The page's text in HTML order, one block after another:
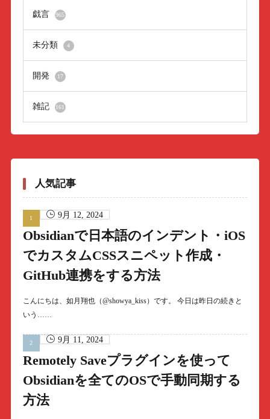
戯言 965
未分類 4
開発 17
雑記 161
人気記事
9月 12, 2024
Obsidianで日本語のインデント・iOS
でカスタムCSSスニペット作成・
GitHub連携をする方法
こんにちは、如月翔也（@showya_kiss）です。 今日は昨日の続きと
いう……
9月 11, 2024
Remotely Saveプラグインを使って
Obsidianを全てのOSで手動同期する
方法